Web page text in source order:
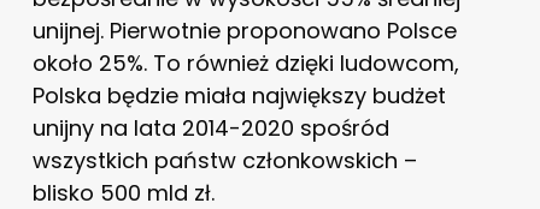
unijnej. Pierwotnie proponowano Polsce
około 25%. To również dzięki ludowcom,
Polska będzie miała największy budżet
unijny na lata 2014-2020 spośród
wszystkich państw członkowskich –
blisko 500 mld zł.